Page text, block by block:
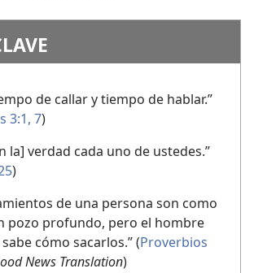
de callar y tiempo de hablar.”
3:1, 7)
la] verdad cada uno de ustedes.”
)
de una persona son como
pozo profundo, pero el hombre
cómo sacarlos.” (Proverbios
News Translation)